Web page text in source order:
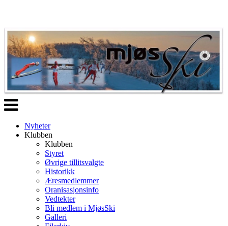
Veksle
navigasjon
Nyheter
Klubben
Klubben
Styret
Øvrige tillitsvalgte
Historikk
Æresmedlemmer
Oranisasjonsinfo
Vedtekter
Bli medlem i MjøsSki
Galleri